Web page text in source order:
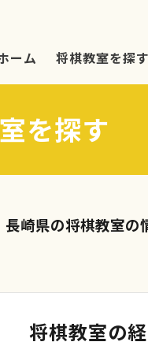
ーム 将棋教室を探す
を探す
長崎県の将棋教室の
将棋教室の